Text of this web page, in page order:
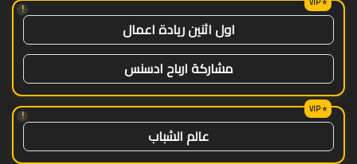
!
اول اثنين ريادة اعمال
مشاركة ارباح ادسنس
!
عالم الشباب